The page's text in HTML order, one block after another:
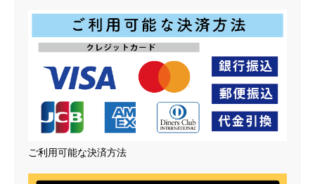
ご利用可能な決済方法